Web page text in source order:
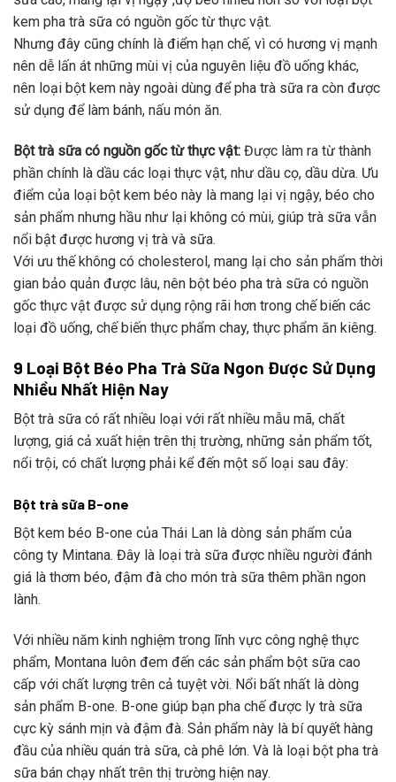
kem pha trà sữa có nguồn gốc từ thực vật.
Nhưng đây cũng chính là điểm hạn chế, vì có hương vị mạnh
nên dễ lấn át những mùi vị của nguyên liệu đồ uống khác,
nên loại bột kem này ngoài dùng để pha trà sữa ra còn được
sử dụng để làm bánh, nấu món ăn.
Bột trà sữa có nguồn gốc từ thực vật: Được làm ra từ thành
phần chính là dầu các loại thực vật, như dầu cọ, dầu dừa. Ưu
điểm của loại bột kem béo này là mang lại vị ngậy, béo cho
sản phẩm nhưng hầu như lại không có mùi, giúp trà sữa vẫn
nổi bật được hương vị trà và sữa.
Với ưu thế không có cholesterol, mang lại cho sản phẩm thời
gian bảo quản được lâu, nên bột béo pha trà sữa có nguồn
gốc thực vật được sử dụng rộng rãi hơn trong chế biến các
loại đồ uống, chế biến thực phẩm chay, thực phẩm ăn kiêng.
9 Loại Bột Béo Pha Trà Sữa Ngon Được Sử Dụng
Nhiều Nhất Hiện Nay
Bột trà sữa có rất nhiều loại với rất nhiều mẫu mã, chất
lượng, giá cả xuất hiện trên thị trường, những sản phẩm tốt,
nổi trội, có chất lượng phải kể đến một số loại sau đây:
Bột trà sữa B-one
Bột kem béo B-one của Thái Lan là dòng sản phẩm của
công ty Mintana. Đây là loại trà sữa được nhiều người đánh
giá là thơm béo, đậm đà cho món trà sữa thêm phần ngon
lành.
Với nhiều năm kinh nghiệm trong lĩnh vực công nghệ thực
phẩm, Montana luôn đem đến các sản phẩm bột sữa cao
cấp với chất lượng trên cả tuyệt vời. Nổi bất nhất là dòng
sản phẩm B-one. B-one giúp bạn pha chế được ly trà sữa
cực kỳ sánh mịn và đậm đà. Sản phẩm này là bí quyết hàng
đầu của nhiều quán trà sữa, cà phê lớn. Và là loại bột pha trà
sữa bán chạy nhất trên thị trường hiện nay.